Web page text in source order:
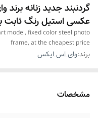
گردنبند جدید زنانه
عکسی استیل رنگ ثابت
model, fixed color steel photo
frame, at the cheapest price
برند:وای اس ایکس
مشخصات